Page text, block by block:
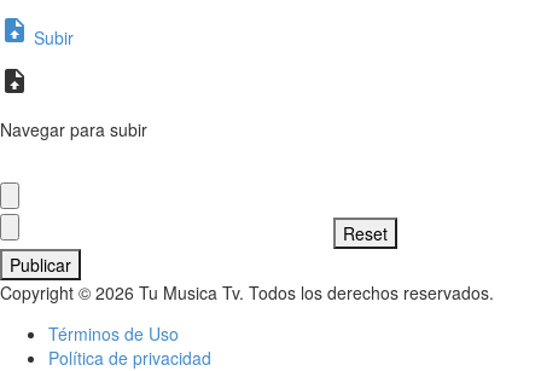
Subir
Navegar para subir
Publicar
Copyright © 2026 Tu Musica Tv. Todos los derechos reservados.
Términos de Uso
Política de privacidad